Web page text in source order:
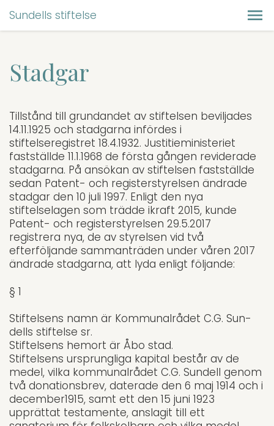
Sundells stiftelse
Stadgar
Tillstånd till grundandet av stiftelsen beviljades
14.11.1925 och stadgarna infördes i
stiftelseregistret 18.4.1932. Justitieministeriet
fastställde 11.1.1968 de första gången reviderade
stadgarna. På ansökan av stiftelsen fastställde
sedan Patent- och registerstyrelsen ändrade
stadgar den 10 juli 1997. Enligt den nya
stiftelselagen som trädde ikraft 2015, kunde
Patent- och registerstyrelsen 29.5.2017
registrera nya, de av styrelsen vid två
efterföljande sammanträden under våren 2017
ändrade stadgarna, att lyda enligt följande:
§ 1
Stiftelsens namn är Kommunalrådet C.G. Sun­
dells stiftelse sr.
Stiftelsens hemort är Åbo stad.
Stiftelsens ursprungliga kapital består av de
me­del, vilka kommunalrådet C.G. Sundell genom
två donationsbrev, daterade den 6 maj 1914 och i
december1915, samt ett den 15 juni 1923
upprättat testamente, anslagit till ett